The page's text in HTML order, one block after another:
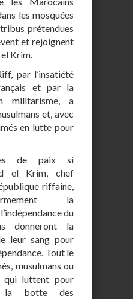
les mosquées
prétendues
et rejoignent
el Krim.
par l’insatiété
et par la
militarisme, a
et, avec
en lutte pour
de paix si
el Krim, chef
riffaine,
la
du
donneront la
leur sang pour
Tout le
musulmans ou
qui luttent pour
la botte des